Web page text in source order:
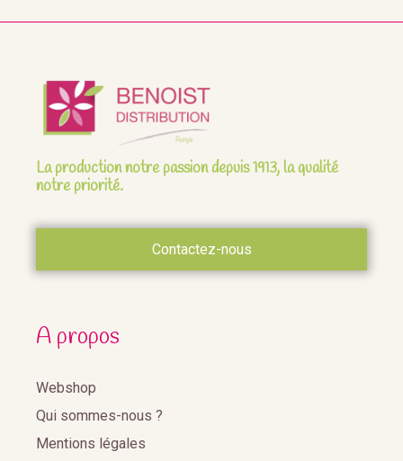
La production notre passion depuis 1913, la qualité
notre priorité.
Contactez-nous
A propos
Webshop
Qui sommes-nous ?
Mentions légales